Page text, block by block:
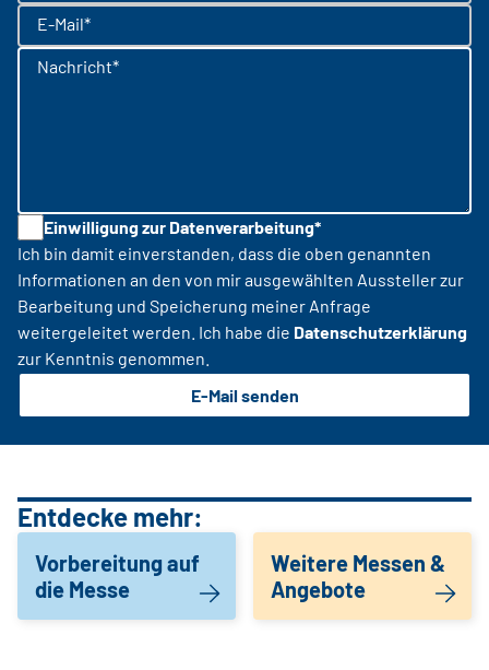
E-Mail*
Nachricht*
Einwilligung zur Datenverarbeitung*
Ich bin damit einverstanden, dass die oben genannten
Informationen an den von mir ausgewählten Aussteller zur
Bearbeitung und Speicherung meiner Anfrage
weitergeleitet werden. Ich habe die Datenschutzerklärung
zur Kenntnis genommen.
E-Mail senden
Entdecke mehr:
Vorbereitung auf
die Messe
Weitere Messen &
Angebote